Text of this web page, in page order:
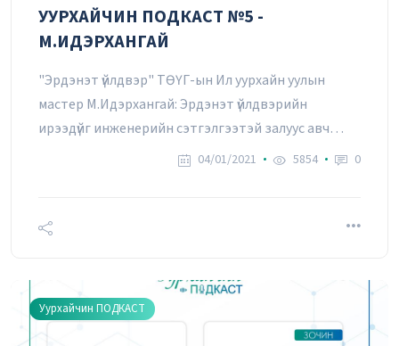
УУРХАЙЧИН ПОДКАСТ №19 -
И.ЦОЛМОН
УУРХАЙЧИН ПОДКАСТ №5 -
М.ИДЭРХАНГАЙ
"Эрдэнэт үйлдвэр" ТӨҮГ-ын Ил уурхайн уулын
мастер М.Идэрхангай: Эрдэнэт үйлдвэрийн
ирээдүйг инженерийн сэтгэлгээтэй залуус авч
04/01/2021 5854 0
Уурхайчин ПОДКАСТ